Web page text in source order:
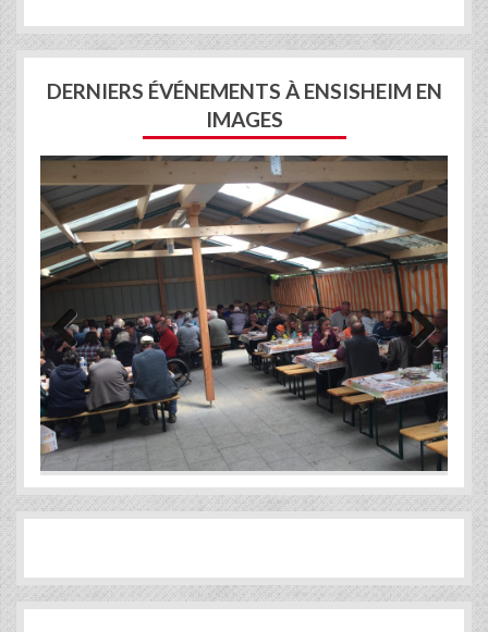
DERNIERS ÉVÉNEMENTS À ENSISHEIM EN
IMAGES
Previous Next